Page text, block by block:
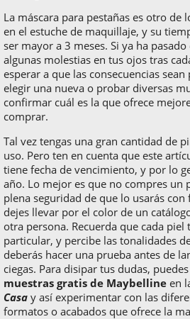
La máscara para pestañas es otro de
en el estuche de maquillaje, y su
ser mayor a 3 meses. Si ya ha
algunas molestias en tus ojos tras
esperar a que las consecuencias
elegir una nueva o probar diversas
confirmar cuál es la que ofrece
comprar.
Tal vez tengas una gran cantidad de
uso. Pero ten en cuenta que este
tiene fecha de vencimiento, y por lo
año. Lo mejor es que no compres un
plena seguridad de que lo usarás
dejes llevar por el color de un
otra persona. Recuerda que cada
particular, y percibe las tonalidades
deberás hacer una prueba antes de
ciegas. Para disipar tus dudas,
muestras gratis de Maybelline en
Casa y así experimentar con las
formatos o acabados que ofrece la